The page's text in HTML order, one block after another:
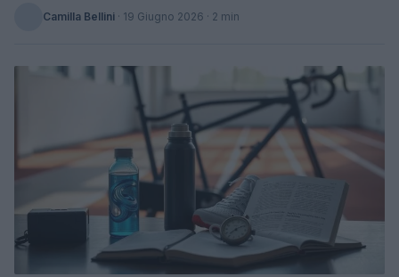
Camilla Bellini · 19 Giugno 2026 · 2 min